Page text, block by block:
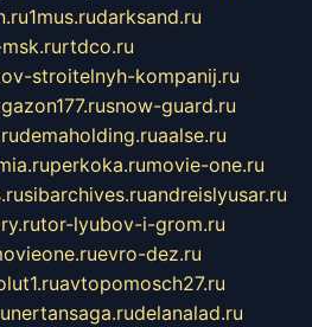
1mus.rudarksand.ru
rtdco.ru
stroitelnyh-kompanij.ru
snow-guard.ru
demaholding.ruaalse.ru
perkoka.rumovie-one.ru
sibarchives.ruandreislyusar.ru
tor-lyubov-i-grom.ru
evro-dez.ru
avtopomosch27.ru
nertansaga.rudelanalad.ru